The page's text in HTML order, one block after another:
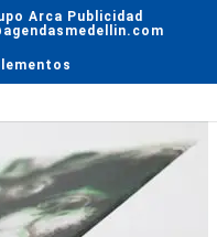
Arca Publicidad